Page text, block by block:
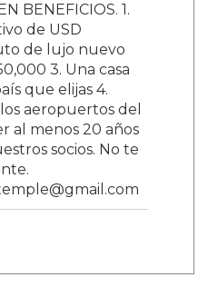
BENEFICIOS. 1.
de USD
de lujo nuevo
3. Una casa
que elijas 4.
aeropuertos del
al menos 20 años
socios. No te